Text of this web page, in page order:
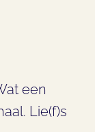
een
Lie(f)s